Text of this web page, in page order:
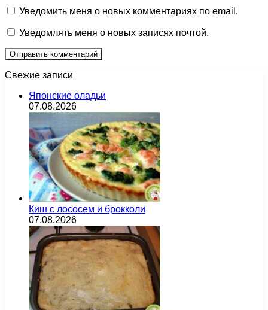
Уведомить меня о новых комментариях по email.
Уведомлять меня о новых записях почтой.
Свежие записи
Японские оладьи
07.08.2026
Киш с лососем и брокколи
07.08.2026